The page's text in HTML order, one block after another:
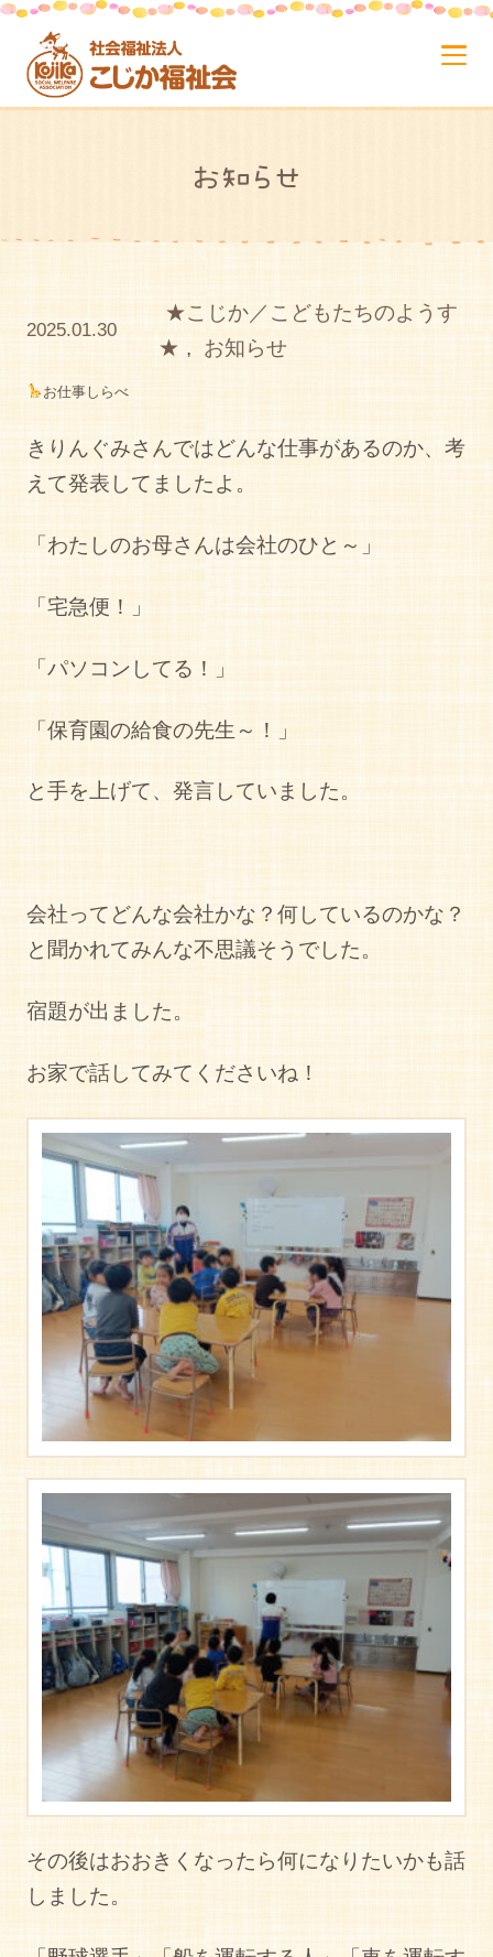
お知らせ
2025.01.30
★こじか／こどもたちのようす
★ , お知らせ
お仕事しらべ
きりんぐみさんではどんな仕事があるのか、考
えて発表してましたよ。
「わたしのお母さんは会社のひと～」
「宅急便！」
「パソコンしてる！」
「保育園の給食の先生～！」
と手を上げて、発言していました。
会社ってどんな会社かな？何しているのかな？
と聞かれてみんな不思議そうでした。
宿題が出ました。
お家で話してみてくださいね！
その後はおおきくなったら何になりたいかも話
しました。